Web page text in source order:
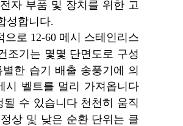
자 부품 및 장치를 위한 고
성합니다.
로 12-60 메시 스테인리스
조기는 몇몇 단면도로 구성
한 습기 배출 송풍기에 의
시 벨트를 멀리 가져옵니다
수 있습니다 천천히 움직
상 및 낮은 순환 단위는 클